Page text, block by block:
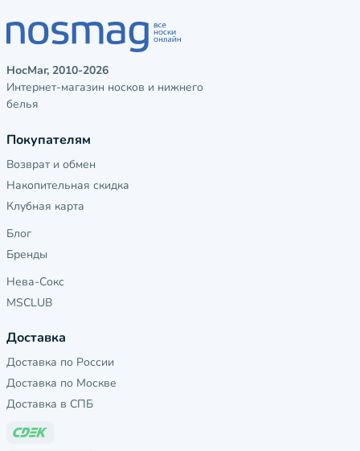
НосМаг, 2010-2026
Интернет-магазин носков и нижнего
белья
Покупателям
Возврат и обмен
Накопительная скидка
Клубная карта
Блог
Бренды
Нева-Сокс
MSCLUB
Доставка
Доставка по России
Доставка по Москве
Доставка в СПБ